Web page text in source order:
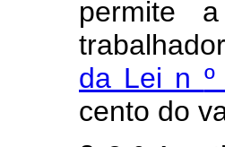
permite
da Lei n
cento do